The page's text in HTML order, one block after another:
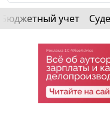
Бюджетный учет